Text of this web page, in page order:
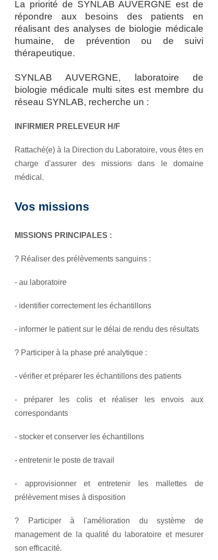
La priorité de SYNLAB AUVERGNE est de
répondre aux besoins des patients en
réalisant des analyses de biologie médicale
humaine, de prévention ou de suivi
thérapeutique.
SYNLAB AUVERGNE, laboratoire de
biologie médicale multi sites est membre du
réseau SYNLAB, recherche un :
INFIRMIER PRELEVEUR H/F
Rattaché(e) à la Direction du Laboratoire, vous êtes en
charge d'assurer des missions dans le domaine
médical.
Vos missions
MISSIONS PRINCIPALES :
? Réaliser des prélèvements sanguins :
- au laboratoire
- identifier correctement les échantillons
- informer le patient sur le délai de rendu des résultats
? Participer à la phase pré analytique :
- vérifier et préparer les échantillons des patients
- préparer les colis et réaliser les envois aux
correspondants
- stocker et conserver les échantillons
- entretenir le poste de travail
- approvisionner et entretenir les mallettes de
prélèvement mises à disposition
? Participer à l'amélioration du système de
management de la qualité du laboratoire et mesurer
son efficacité.